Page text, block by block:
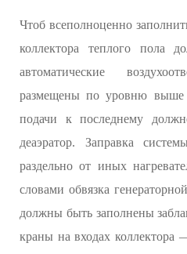
Чтоб всеполноценно
коллектора теплого пола
автоматические
размещены по уровню выше
подачи к последнему
деаэратор. Заправка
раздельно от иных
словами обвязка
должны быть заполнены
краны на входах